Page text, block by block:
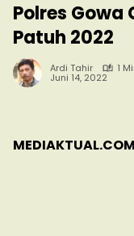
Polres Gowa
Patuh 2022
Ardi Tahir 1
Juni 14, 2022